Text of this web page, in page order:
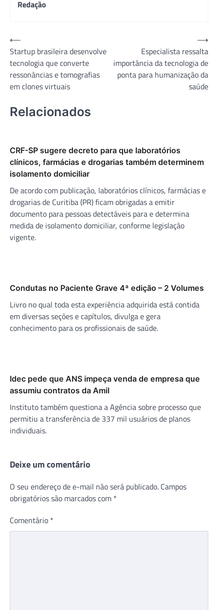
Redação
Navegação
de
Post
⟵
Startup brasileira desenvolve
tecnologia que converte
ressonâncias e tomografias
em clones virtuais
Especialista ressalta
importância da tecnologia de
ponta para humanização da
saúde
⟶
Relacionados
CRF-SP sugere decreto para que laboratórios
clínicos, farmácias e drogarias também determinem
isolamento domiciliar
De acordo com publicação, laboratórios clínicos, farmácias e
drogarias de Curitiba (PR) ficam obrigadas a emitir
documento para pessoas detectáveis para e determina
medida de isolamento domiciliar, conforme legislação
vigente.
Condutas no Paciente Grave 4ª edição – 2 Volumes
Livro no qual toda esta experiência adquirida está contida
em diversas seções e capítulos, divulga e gera
conhecimento para os profissionais de saúde.
Idec pede que ANS impeça venda de empresa que
assumiu contratos da Amil
Instituto também questiona a Agência sobre processo que
permitiu a transferência de 337 mil usuários de planos
individuais.
Deixe um comentário
O seu endereço de e-mail não será publicado. Campos
obrigatórios são marcados com *
Comentário *